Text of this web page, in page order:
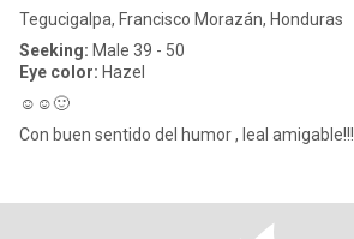
Tegucigalpa, Francisco Morazán, Honduras
Seeking: Male 39 - 50
Eye color: Hazel
☺☺🙂
Con buen sentido del humor , leal amigable!!!